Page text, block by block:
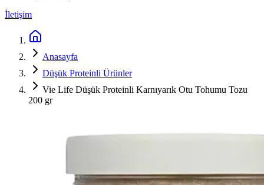
İletişim
Anasayfa
Düşük Proteinli Ürünler
Vie Life Düşük Proteinli Karnıyarık Otu Tohumu Tozu
200 gr